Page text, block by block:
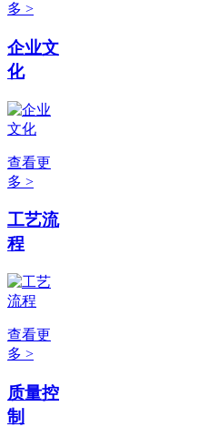
多 >
企业文
化
查看更
多 >
工艺流
程
查看更
多 >
质量控
制